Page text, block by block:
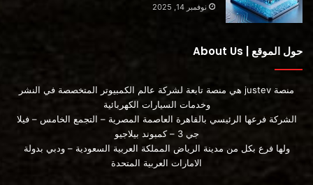
نوفمبر 14, 2025
حول الموقع | About Us
منصة justev هي منصة تابعة لشركة عالم الكمبيوتر المتخصصة في النشر
وخدمات السيارات الكهربائية
الشركة فرعها الرئيسي بالقاهرة العاصمة المصرية – التجمع الخامس – فيلا
جي 3 – كمبوند بيلاجيو
ولها فرع بكل من مدينة الرياض المملكة العربية السعودية – ودبي بدولة
الامارات العربية المتحدة